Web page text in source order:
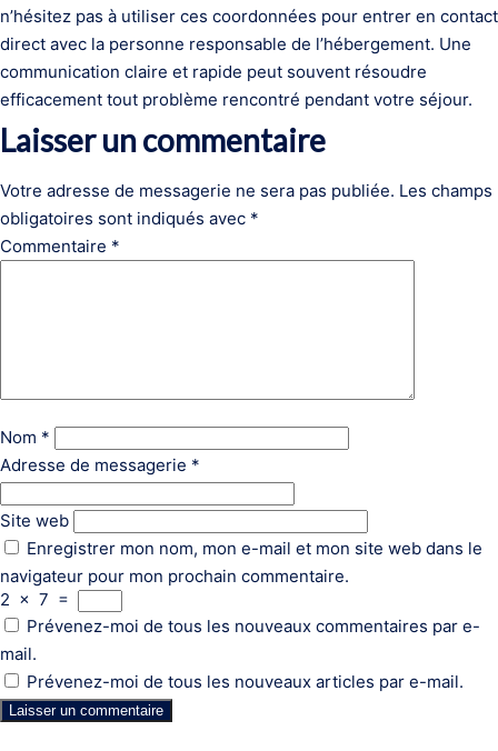
n’hésitez pas à utiliser ces coordonnées pour entrer en contact
direct avec la personne responsable de l’hébergement. Une
communication claire et rapide peut souvent résoudre
efficacement tout problème rencontré pendant votre séjour.
Laisser un commentaire
Votre adresse de messagerie ne sera pas publiée. Les champs
obligatoires sont indiqués avec *
Commentaire *
Nom *
Adresse de messagerie *
Site web
Enregistrer mon nom, mon e-mail et mon site web dans le
navigateur pour mon prochain commentaire.
2 × 7 =
Prévenez-moi de tous les nouveaux commentaires par e-
mail.
Prévenez-moi de tous les nouveaux articles par e-mail.